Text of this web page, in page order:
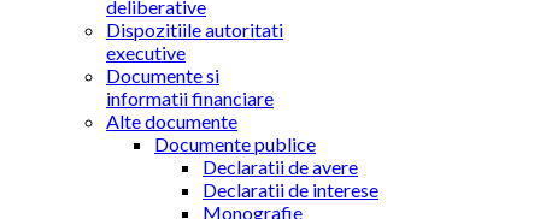
deliberative
Dispozitiile autoritati
executive
Documente si
informatii financiare
Alte documente
Documente publice
Declaratii de avere
Declaratii de interese
Monografie